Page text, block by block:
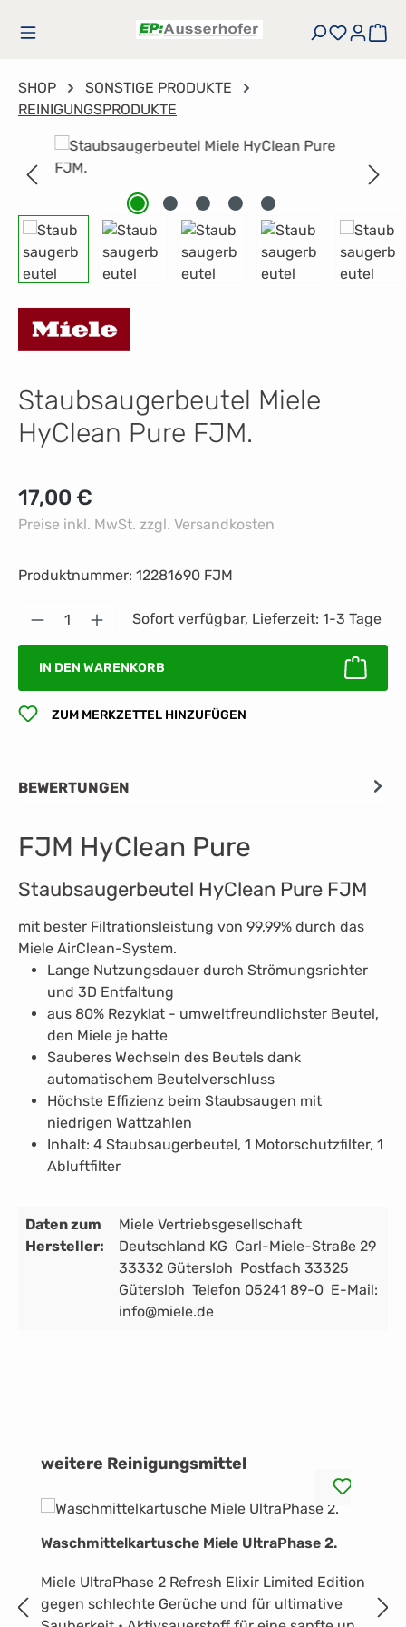
Zum Hauptinhalt springen
Du hast
SHOP
SONSTIGE PRODUKTE
REINIGUNGSPRODUKTE
Bildergalerie überspringen
Staubsaugerbeutel Miele
HyClean Pure FJM.
Regulärer Preis:
17,00 €
Preise inkl. MwSt. zzgl. Versandkosten
Produktnummer: 12281690 FJM
Produkt Anzahl: Gib den gewünschten
Sofort verfügbar, Lieferzeit: 1-3 Tage
IN DEN WARENKORB
ZUM MERKZETTEL HINZUFÜGEN
BEWERTUNGEN
FJM HyClean Pure
Staubsaugerbeutel HyClean Pure FJM
mit bester Filtrationsleistung von 99,99% durch das
Miele AirClean-System.
Lange Nutzungsdauer durch Strömungsrichter
und 3D Entfaltung
aus 80% Rezyklat - umweltfreundlichster Beutel,
den Miele je hatte
Sauberes Wechseln des Beutels dank
automatischem Beutelverschluss
Höchste Effizienz beim Staubsaugen mit
niedrigen Wattzahlen
Inhalt: 4 Staubsaugerbeutel, 1 Motorschutzfilter, 1
Abluftfilter
Daten zum
Hersteller:
Miele Vertriebsgesellschaft
Deutschland KG Carl-Miele-Straße 29
33332 Gütersloh Postfach 33325
Gütersloh Telefon 05241 89-0 E-Mail:
info@miele.de
Produktgalerie überspringen
weitere Reinigungsmittel
Waschmittelkartusche Miele UltraPhase 2.
Miele UltraPhase 2 Refresh Elixir Limited Edition
gegen schlechte Gerüche und für ultimative